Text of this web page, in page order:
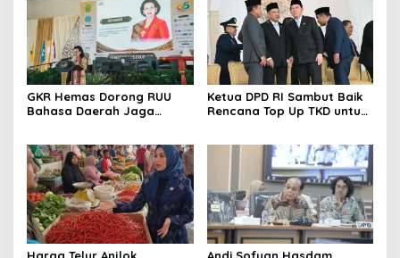
GKR Hemas Dorong RUU
Bahasa Daerah Jaga
Ketua DPD RI Sambut Baik
Rencana Top Up TKD untuk
Harga Telur Anjlok, Andi Sofyan Hasdam